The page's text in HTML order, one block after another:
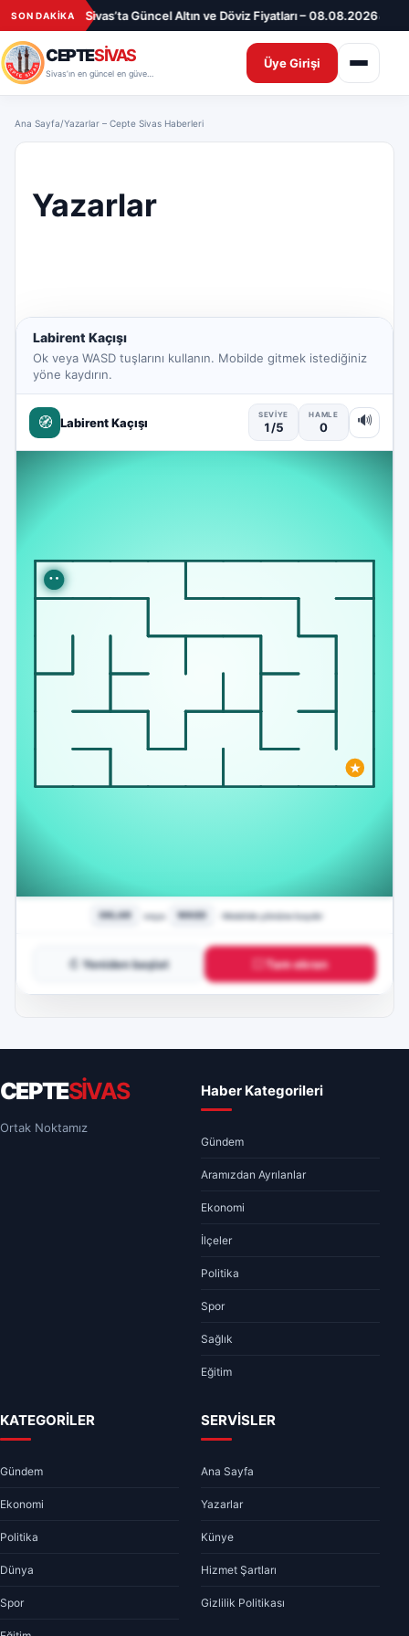
İçeriğe geç
SON DAKİKA
Ayrılanlar•Sivas’ta Güncel Altın ve Döviz Fiyatları – 08.08.2026•
CEPTESİVAS Üye Girişi
Ana Sayfa/Yazarlar – Cepte Sivas Haberleri
Yazarlar
Labirent Kaçışı
Ok veya WASD tuşlarını kullanın. Mobilde gitmek istediğiniz
yöne kaydırın.
↻ Yeniden başlat ⛶ Tam ekran
CEPTESİVAS
Ortak Noktamız
Haber Kategorileri
Gündem
Aramızdan Ayrılanlar
Ekonomi
İlçeler
Politika
Spor
Sağlık
Eğitim
KATEGORİLER
Gündem
Ekonomi
Politika
Dünya
Spor
SERVİSLER
Ana Sayfa
Yazarlar
Künye
Hizmet Şartları
Gizlilik Politikası